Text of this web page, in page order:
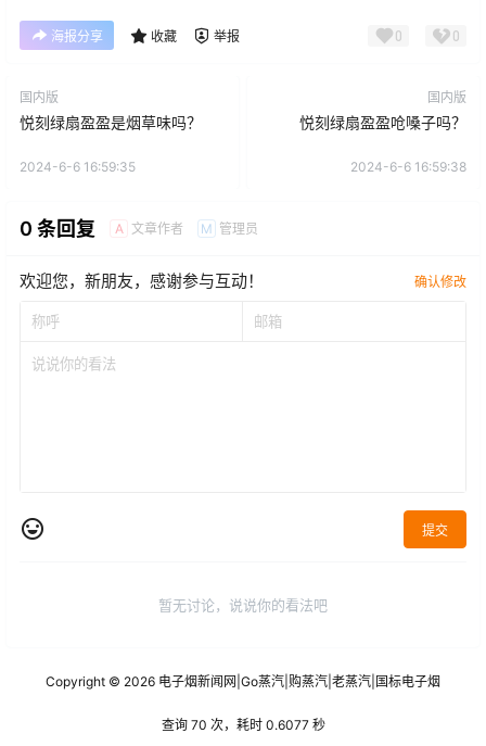
海报分享 收藏 举报 0 0
国内版
悦刻绿扇盈盈是烟草味吗？
2024-6-6 16:59:35
国内版
悦刻绿扇盈盈呛嗓子吗？
2024-6-6 16:59:38
0 条回复 A 文章作者 M 管理员
欢迎您，新朋友，感谢参与互动！ 确认修改
提交
暂无讨论，说说你的看法吧
Copyright © 2026 电子烟新闻网 Go蒸汽 购蒸汽 老蒸汽 国标电子烟
查询 70 次，耗时 0.6077 秒